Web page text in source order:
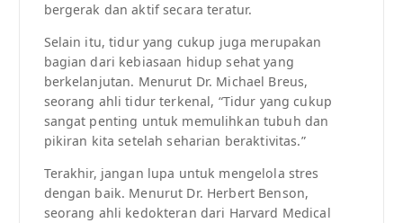
bergerak dan aktif secara teratur.
Selain itu, tidur yang cukup juga merupakan
bagian dari kebiasaan hidup sehat yang
berkelanjutan. Menurut Dr. Michael Breus,
seorang ahli tidur terkenal, “Tidur yang cukup
sangat penting untuk memulihkan tubuh dan
pikiran kita setelah seharian beraktivitas.”
Terakhir, jangan lupa untuk mengelola stres
dengan baik. Menurut Dr. Herbert Benson,
seorang ahli kedokteran dari Harvard Medical